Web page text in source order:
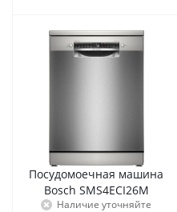
Посудомоечная машина
Bosch SMS4ECI26M
Наличие уточняйте